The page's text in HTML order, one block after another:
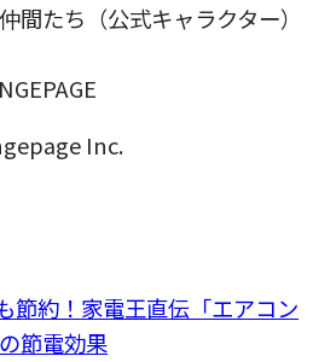
間たち（公式キャラクター）
Inc.
節約！家電王直伝「エアコン
節電効果